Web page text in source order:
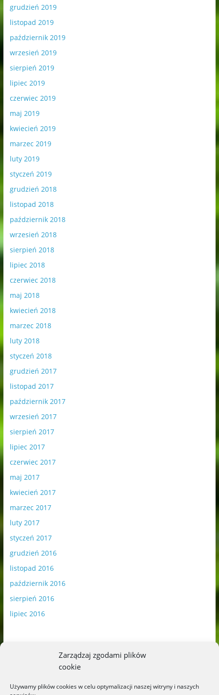
Zarządzaj zgodami plików
cookie
Używamy plików cookies w celu optymalizacji naszej witryny i naszych
grudzień 2019
listopad 2019
październik 2019
wrzesień 2019
sierpień 2019
lipiec 2019
czerwiec 2019
maj 2019
kwiecień 2019
marzec 2019
luty 2019
styczeń 2019
grudzień 2018
listopad 2018
październik 2018
wrzesień 2018
sierpień 2018
lipiec 2018
czerwiec 2018
maj 2018
kwiecień 2018
marzec 2018
luty 2018
styczeń 2018
grudzień 2017
listopad 2017
październik 2017
wrzesień 2017
sierpień 2017
lipiec 2017
czerwiec 2017
maj 2017
kwiecień 2017
marzec 2017
luty 2017
styczeń 2017
grudzień 2016
listopad 2016
październik 2016
sierpień 2016
lipiec 2016